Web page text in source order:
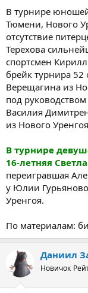
В турнире
Тюмени, Нового
отсутствие
Терехова
спортсмен
брейк турнира 52
Верещагина из
под
Василия
из Нового
В турнире
16-летняя
переигравшая
у Юлии
Уренгоя.
По материалам:
Даниил
Новичок